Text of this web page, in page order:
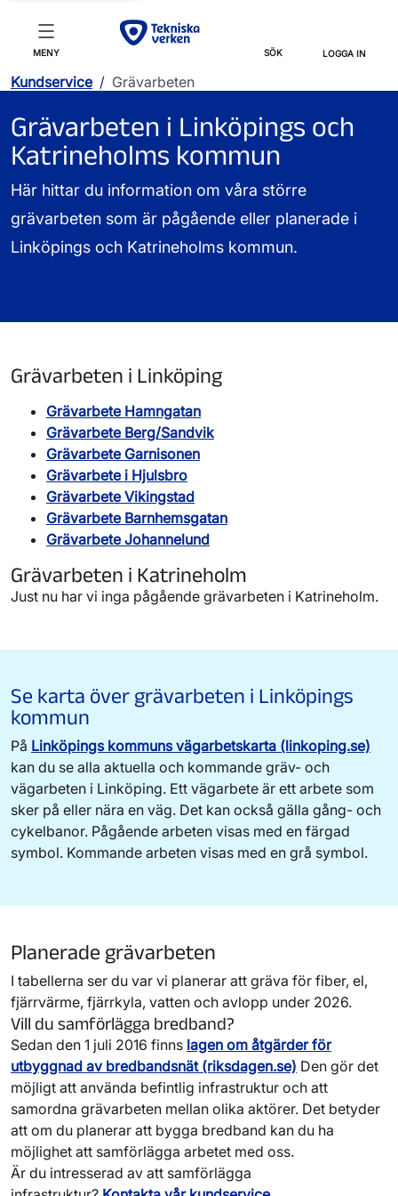
MENY SÖK LOGGA IN
Kundservice / Grävarbeten
Grävarbeten i Linköpings och
Katrineholms kommun
Här hittar du information om våra större
grävarbeten som är pågående eller planerade i
Linköpings och Katrineholms kommun.
Grävarbeten i Linköping
Grävarbete Hamngatan
Grävarbete Berg/Sandvik
Grävarbete Garnisonen
Grävarbete i Hjulsbro
Grävarbete Vikingstad
Grävarbete Barnhemsgatan
Grävarbete Johannelund
Grävarbeten i Katrineholm
Just nu har vi inga pågående grävarbeten i Katrineholm.
Se karta över grävarbeten i Linköpings
kommun
På Linköpings kommuns vägarbetskarta (linkoping.se)
kan du se alla aktuella och kommande gräv- och
vägarbeten i Linköping. Ett vägarbete är ett arbete som
sker på eller nära en väg. Det kan också gälla gång- och
cykelbanor. Pågående arbeten visas med en färgad
symbol. Kommande arbeten visas med en grå symbol.
Planerade grävarbeten
I tabellerna ser du var vi planerar att gräva för fiber, el,
fjärrvärme, fjärrkyla, vatten och avlopp under 2026.
Vill du samförlägga bredband?
Sedan den 1 juli 2016 finns lagen om åtgärder för
utbyggnad av bredbandsnät (riksdagen.se) Den gör det
möjligt att använda befintlig infrastruktur och att
samordna grävarbeten mellan olika aktörer. Det betyder
att om du planerar att bygga bredband kan du ha
möjlighet att samförlägga arbetet med oss.
Är du intresserad av att samförlägga